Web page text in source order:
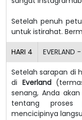
Setelah penuh
untuk istirahat.
HARI 4
Setelah sarapan di
di Everland
senang, Anda
tentang
mencicipinya